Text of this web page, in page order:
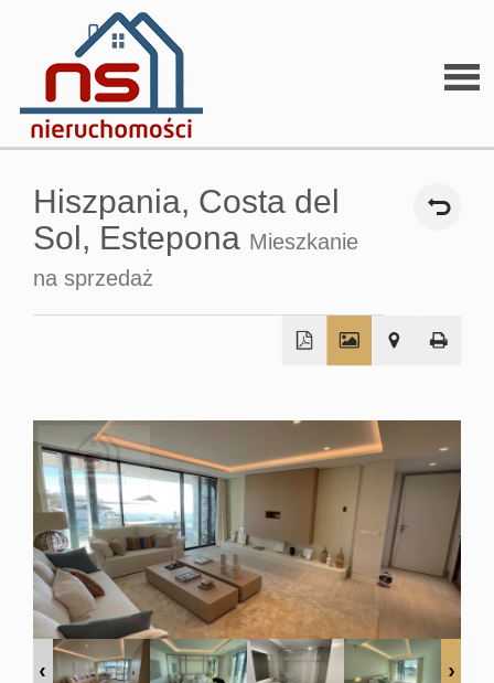
ABC
Hiszpania, Costa del
Sol, Estepona Mieszkanie
na sprzedaż
−